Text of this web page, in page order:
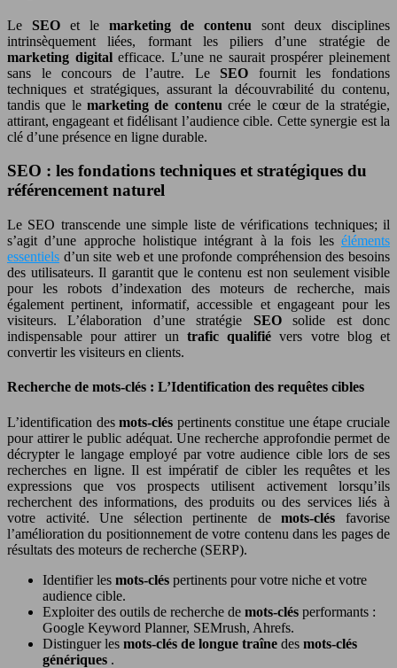
Le SEO et le marketing de contenusont deux disciplines
intrinsèquement liées, formant les piliers d’une stratégie de
marketing digitalefficace. L’une ne saurait prospérer pleinement
sans le concours de l’autre. LeSEO fournit les fondations
techniques et stratégiques, assurant la découvrabilité du contenu,
tandis que lemarketing de contenucrée le cœur de la stratégie,
attirant, engageant et fidélisant l’audience cible. Cette synergie est la
clé d’une présence en ligne durable.
SEO : les fondations techniques et stratégiques du
référencement naturel
Le SEO transcende une simple liste de vérifications techniques; il
s’agit d’une approche holistique intégrant à la fois les éléments
essentiels d’un site web et une profonde compréhension des besoins
des utilisateurs. Il garantit que le contenu est non seulement visible
pour les robots d’indexation des moteurs de recherche, mais
également pertinent, informatif, accessible et engageant pour les
visiteurs. L’élaboration d’une stratégie SEOsolide est donc
indispensable pour attirer un trafic qualifiévers votre blog et
convertir les visiteurs en clients.
Recherche de mots-clés : L’Identification des requêtes cibles
L’identification desmots-clés pertinents constitue une étape cruciale
pour attirer le public adéquat. Une recherche approfondie permet de
décrypter le langage employé par votre audience cible lors de ses
recherches en ligne. Il est impératif de cibler les requêtes et les
expressions que vos prospects utilisent activement lorsqu’ils
recherchent des informations, des produits ou des services liés à
votre activité. Une sélection pertinente demots-clésfavorise
l’amélioration du positionnement de votre contenu dans les pages de
résultats des moteurs de recherche (SERP).
Identifier les mots-clés pertinents pour votre niche et votre
audience cible.
Exploiter des outils de recherche de mots-clés performants :
Google Keyword Planner, SEMrush, Ahrefs.
Distinguer les mots-clés de longue traîne des mots-clés
génériques .